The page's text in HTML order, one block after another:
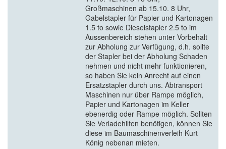
Großmaschinen ab 15.10. 8 Uhr,
Gabelstapler für Papier und Kartonagen
1.5 to sowie Dieselstapler 2.5 to im
Aussenbereich stehen unter Vorbehalt
zur Abholung zur Verfügung, d.h. sollte
der Stapler bei der Abholung Schaden
nehmen und nicht mehr funktionieren,
so haben Sie kein Anrecht auf einen
Ersatzstapler durch uns. Abtransport
Maschinen nur über Rampe möglich,
Papier und Kartonagen im Keller
ebenerdig oder Rampe möglich. Sollten
Sie Verladehilfen benötigen, können Sie
diese im Baumaschinenverleih Kurt
König nebenan mieten.